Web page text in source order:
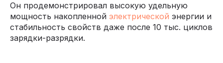
Он продемонстрировал высокую удельную
мощность накопленной электрической энергии и
стабильность свойств даже после 10 тыс. циклов
зарядки-разрядки.